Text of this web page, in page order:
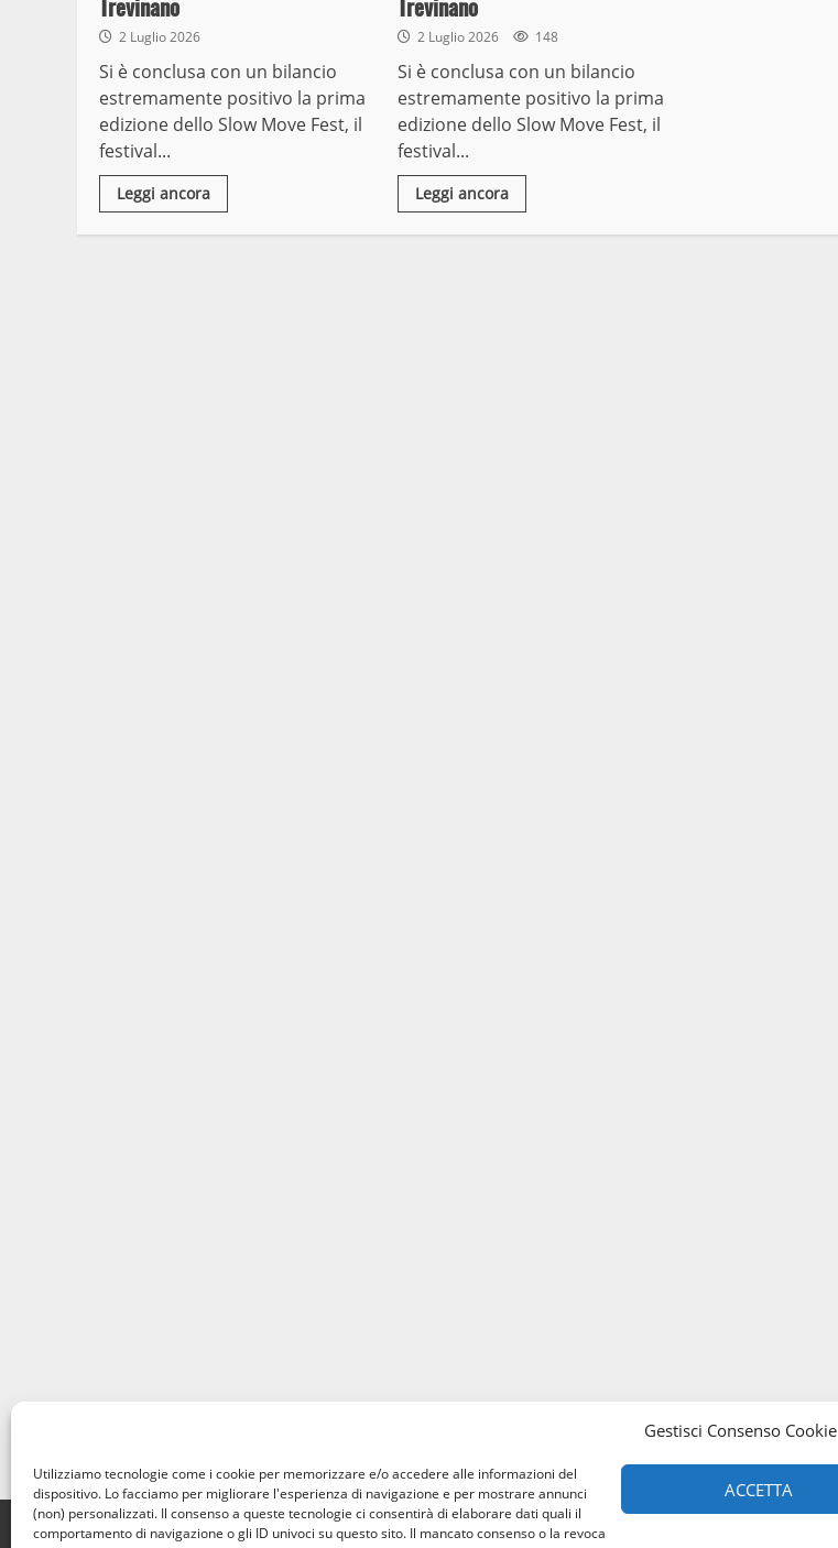
Gestisci Consenso Cookie
Utilizziamo tecnologie come i cookie per memorizzare e/o accedere alle informazioni del
dispositivo. Lo facciamo per migliorare l'esperienza di navigazione e per mostrare annunci
(non) personalizzati. Il consenso a queste tecnologie ci consentirà di elaborare dati quali il
comportamento di navigazione o gli ID univoci su questo sito. Il mancato consenso o la revoca
ACCETTA
Trevinano
2 Luglio 2026
Si è conclusa con un bilancio
estremamente positivo la prima
edizione dello Slow Move Fest, il
festival...
Leggi ancora
Trevinano
2 Luglio 2026 148
Si è conclusa con un bilancio
estremamente positivo la prima
edizione dello Slow Move Fest, il
festival...
Leggi ancora
Home Privacy Policy Cookie Policy Contatti